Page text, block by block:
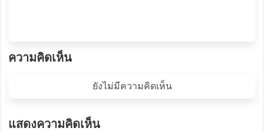
ความคิดเห็น
ยังไม่มีความคิดเห็น
แสดงความคิดเห็น